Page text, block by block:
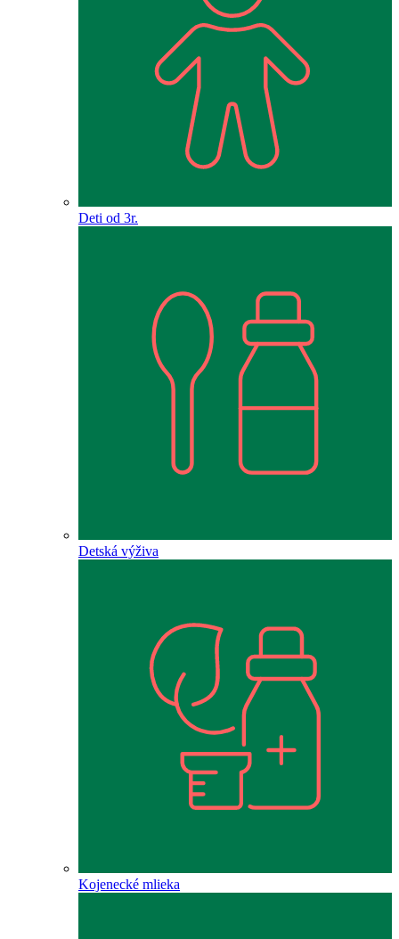
Deti od 3r.
Detská výživa
Kojenecké mlieka